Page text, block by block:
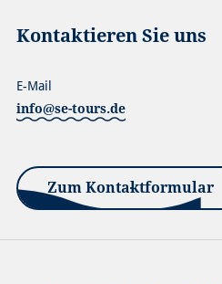
Reisebedingungen. Es gelten die
Bremerhaven
Kontaktieren Sie uns
info@se-tours.de
E-Mail
Zum Kontaktformular